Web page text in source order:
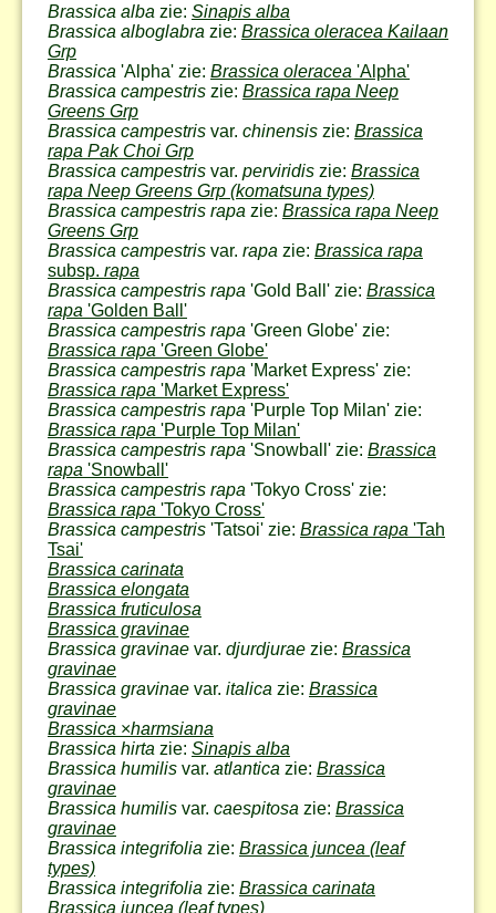
Brassica alba zie: Sinapis alba
Brassica alboglabra zie: Brassica oleracea Kailaan
Grp
Brassica 'Alpha' zie: Brassica oleracea 'Alpha'
Brassica campestris zie: Brassica rapa Neep
Greens Grp
Brassica campestris var. chinensis zie: Brassica
rapa Pak Choi Grp
Brassica campestris var. perviridis zie: Brassica
rapa Neep Greens Grp (komatsuna types)
Brassica campestris rapa zie: Brassica rapa Neep
Greens Grp
Brassica campestris var. rapa zie: Brassica rapa
subsp. rapa
Brassica campestris rapa 'Gold Ball' zie: Brassica
rapa 'Golden Ball'
Brassica campestris rapa 'Green Globe' zie:
Brassica rapa 'Green Globe'
Brassica campestris rapa 'Market Express' zie:
Brassica rapa 'Market Express'
Brassica campestris rapa 'Purple Top Milan' zie:
Brassica rapa 'Purple Top Milan'
Brassica campestris rapa 'Snowball' zie: Brassica
rapa 'Snowball'
Brassica campestris rapa 'Tokyo Cross' zie:
Brassica rapa 'Tokyo Cross'
Brassica campestris 'Tatsoi' zie: Brassica rapa 'Tah
Tsai'
Brassica carinata
Brassica elongata
Brassica fruticulosa
Brassica gravinae
Brassica gravinae var. djurdjurae zie: Brassica
gravinae
Brassica gravinae var. italica zie: Brassica
gravinae
Brassica ×harmsiana
Brassica hirta zie: Sinapis alba
Brassica humilis var. atlantica zie: Brassica
gravinae
Brassica humilis var. caespitosa zie: Brassica
gravinae
Brassica integrifolia zie: Brassica juncea (leaf
types)
Brassica integrifolia zie: Brassica carinata
Brassica juncea (leaf types)